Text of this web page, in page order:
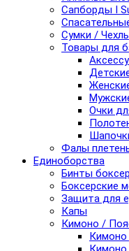
Сапборды I
Сумки /
Товары для
Очки
Фалы
Единоборства
Бинты
Боксерские
Защита для
Капы
Кимоно /